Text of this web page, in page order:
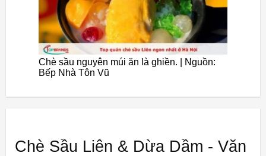
Chè sầu nguyên múi ăn là ghiền. | Nguồn:
Bếp Nhà Tôn Vũ
Chè Sầu Liên & Dừa Dầm - Văn